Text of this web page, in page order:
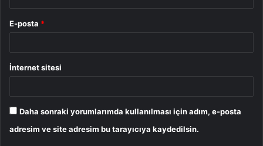
E-posta *
İnternet sitesi
Daha sonraki yorumlarımda kullanılması için adım, e-posta
adresim ve site adresim bu tarayıcıya kaydedilsin.